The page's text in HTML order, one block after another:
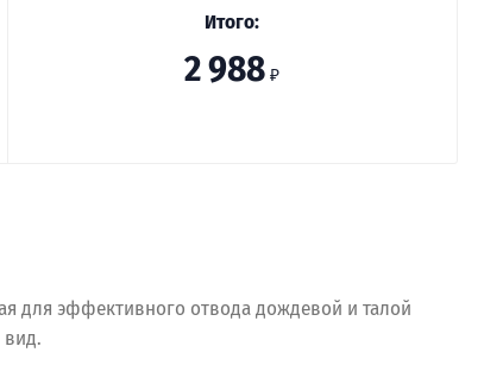
Итого:
2 988 ₽
для эффективного отвода дождевой и талой
вид.